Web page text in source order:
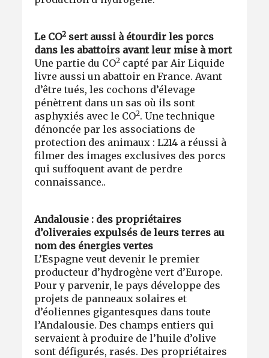
Le CO2 sert aussi à étourdir les porcs
dans les abattoirs avant leur mise à mort
Une partie du CO2 capté par Air Liquide
livre aussi un abattoir en France. Avant
d’être tués, les cochons d’élevage
pénètrent dans un sas où ils sont
asphyxiés avec le CO2. Une technique
dénoncée par les associations de
protection des animaux : L214 a réussi à
filmer des images exclusives des porcs
qui suffoquent avant de perdre
connaissance..
Andalousie : des propriétaires
d’oliveraies expulsés de leurs terres au
nom des énergies vertes
L’Espagne veut devenir le premier
producteur d’hydrogène vert d’Europe.
Pour y parvenir, le pays développe des
projets de panneaux solaires et
d’éoliennes gigantesques dans toute
l’Andalousie. Des champs entiers qui
servaient à produire de l’huile d’olive
sont défigurés, rasés. Des propriétaires